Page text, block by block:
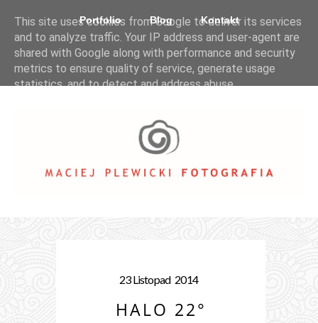
Portfolio Blog Kontakt
23Listopad 2014
HALO 22°
This site uses cookies from Google to deliver its services
and to analyze traffic. Your IP address and user-agent are
shared with Google along with performance and security
metrics to ensure quality of service, generate usage
statistics, and to detect and address abuse.